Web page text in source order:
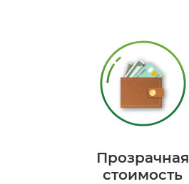
Прозрачная
стоимость